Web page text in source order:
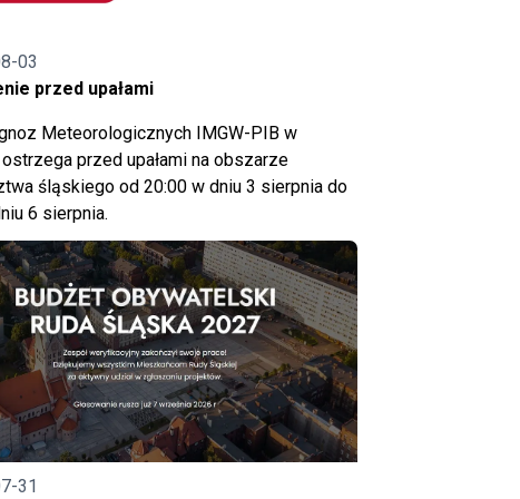
03
przed upałami
Meteorologicznych IMGW-PIB w
przed upałami na obszarze
śląskiego od 20:00 w dniu 3 sierpnia do
6 sierpnia.
31